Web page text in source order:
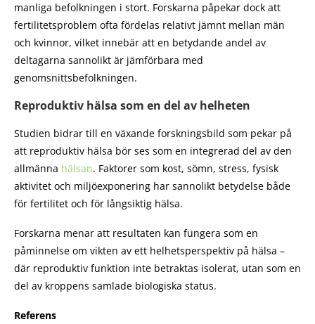
manliga befolkningen i stort. Forskarna påpekar dock att
fertilitetsproblem ofta fördelas relativt jämnt mellan män
och kvinnor, vilket innebär att en betydande andel av
deltagarna sannolikt är jämförbara med
genomsnittsbefolkningen.
Reproduktiv hälsa som en del av helheten
Studien bidrar till en växande forskningsbild som pekar på
att reproduktiv hälsa bör ses som en integrerad del av den
allmänna hälsan. Faktorer som kost, sömn, stress, fysisk
aktivitet och miljöexponering har sannolikt betydelse både
för fertilitet och för långsiktig hälsa.
Forskarna menar att resultaten kan fungera som en
påminnelse om vikten av ett helhetsperspektiv på hälsa –
där reproduktiv funktion inte betraktas isolerat, utan som en
del av kroppens samlade biologiska status.
Referens